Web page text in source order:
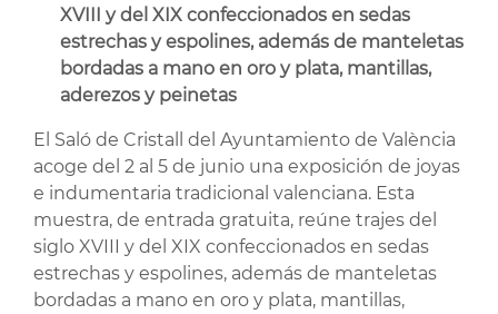
XVIII y del XIX confeccionados en sedas
estrechas y espolines, además de manteletas
bordadas a mano en oro y plata, mantillas,
aderezos y peinetas
El Saló de Cristall del Ayuntamiento de València
acoge del 2 al 5 de junio una exposición de joyas
e indumentaria tradicional valenciana. Esta
muestra, de entrada gratuita, reúne trajes del
siglo XVIII y del XIX confeccionados en sedas
estrechas y espolines, además de manteletas
bordadas a mano en oro y plata, mantillas,